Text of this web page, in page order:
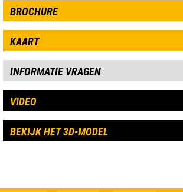
BROCHURE
KAART
INFORMATIE VRAGEN
VIDEO
BEKIJK HET 3D-MODEL